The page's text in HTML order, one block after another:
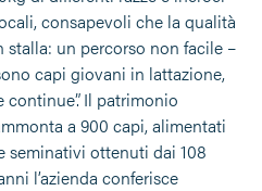
consapevoli che la qualità
un percorso non facile –
capi giovani in lattazione,
Il patrimonio
a 900 capi, alimentati
seminativi ottenuti dai 108
l’azienda conferisce